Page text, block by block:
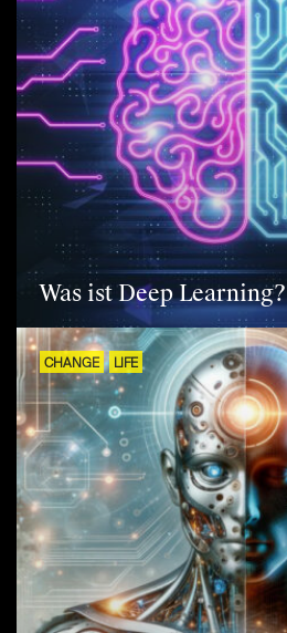
Was ist Deep Learning?
CHANGE LIFE